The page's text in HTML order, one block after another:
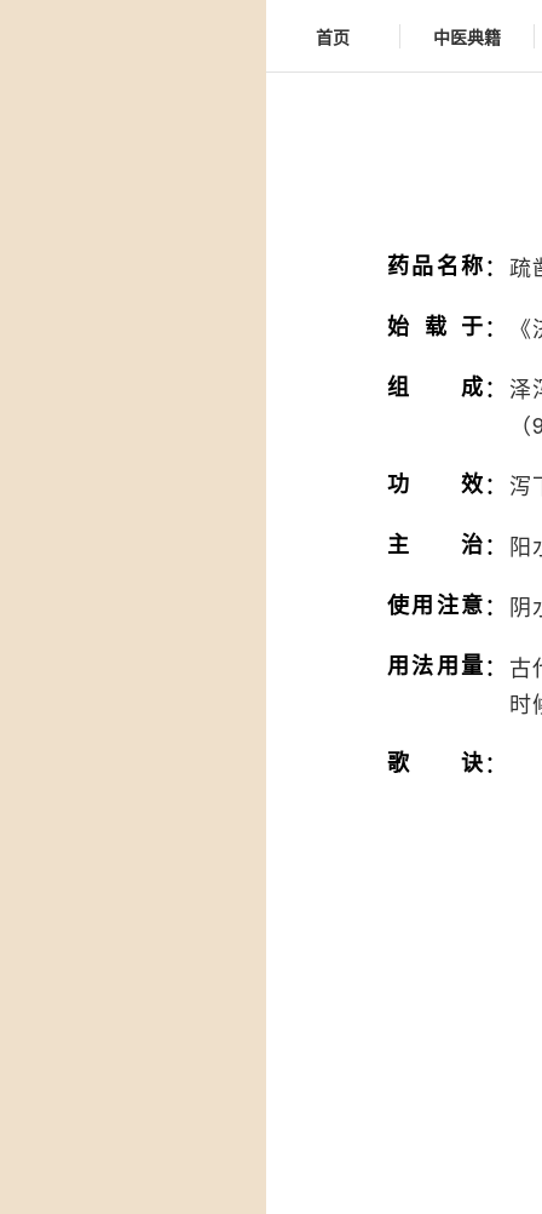
首页 中医典籍
药品名称： 疏
始载于：
组成： 泽
功效： 泻
主治： 阳
使用注意： 阴
用法用量： 古
时
歌诀：